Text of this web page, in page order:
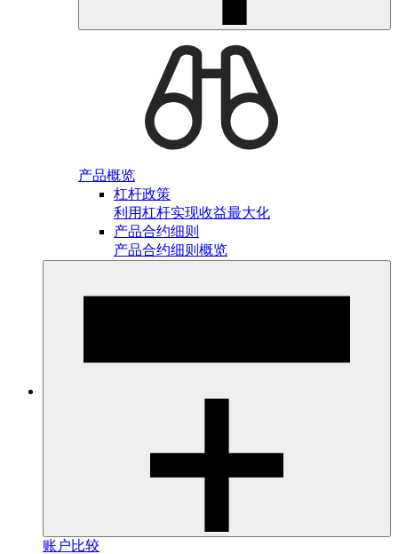
产品概览
杠杆政策
利用杠杆实现收益最大化
产品合约细则
产品合约细则概览
账户比较